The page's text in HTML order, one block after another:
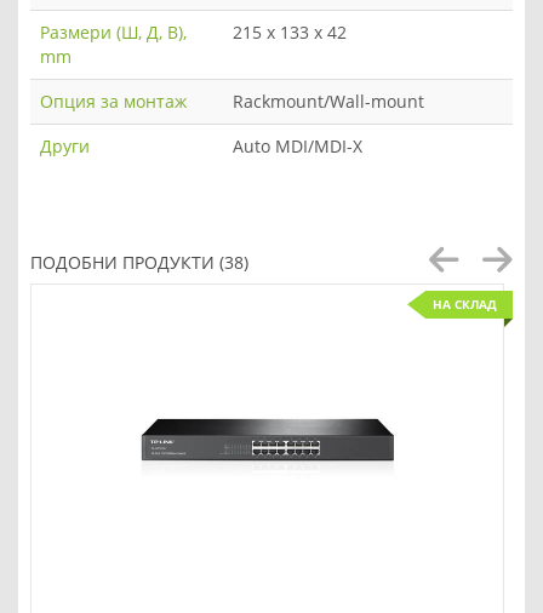
Размери (Ш, Д, В),
mm
215 x 133 x 42
Опция за монтаж
Rackmount/Wall-mount
Други
Auto MDI/MDI-X
ПОДОБНИ ПРОДУКТИ (38)
НА СКЛАД